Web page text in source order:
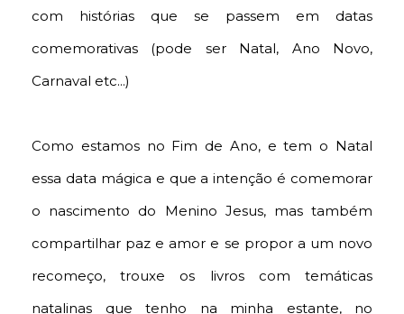
com histórias que se passem em datas
comemorativas (pode ser Natal, Ano Novo,
Carnaval etc...)
Como estamos no Fim de Ano, e tem o Natal
essa data mágica e que a intenção é comemorar
o nascimento do Menino Jesus, mas também
compartilhar paz e amor e se propor a um novo
recomeço, trouxe os livros com temáticas
natalinas que tenho na minha estante, no